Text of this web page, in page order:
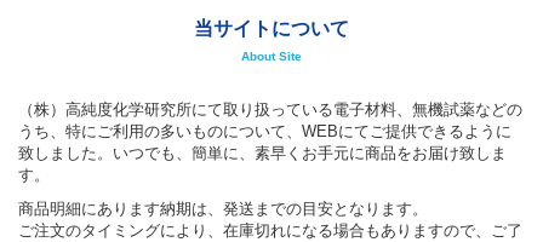
当サイトについて
About Site
（株）高純度化学研究所にて取り扱っている電子材料、無機試薬などの
うち、特にご利用の多いものについて、WEBにてご提供できるように
致しました。いつでも、簡単に、素早くお手元に商品をお届け致しま
す。
商品明細にあります納期は、発送までの目安となります。
ご注文のタイミングにより、在庫切れになる場合もありますので、ご了